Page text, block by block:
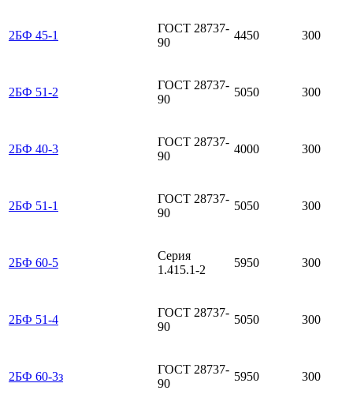
2БФ 45-1
ГОСТ 28737-
90
4450 300
2БФ 51-2
ГОСТ 28737-
90
5050 300
2БФ 40-3
ГОСТ 28737-
90
4000 300
2БФ 51-1
ГОСТ 28737-
90
5050 300
2БФ 60-5
Серия
1.415.1-2
5950 300
2БФ 51-4
ГОСТ 28737-
90
5050 300
2БФ 60-3з
ГОСТ 28737-
90
5950 300